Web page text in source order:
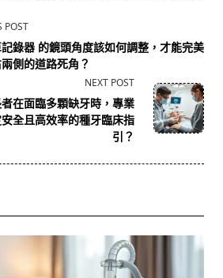
POST
錄器 的鏡頭角度該如何調整，才能完美
側的道路死角？
NEXT POST
在面臨多顆缺牙時，專業
全且高效率的種牙臨床指
引？